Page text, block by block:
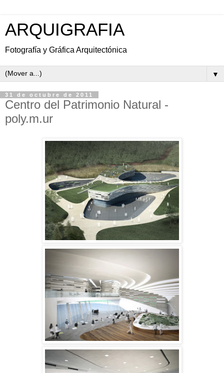
ARQUIGRAFIA
Fotografía y Gráfica Arquitectónica
▼
31 de octubre de 2011
Centro del Patrimonio Natural -
poly.m.ur